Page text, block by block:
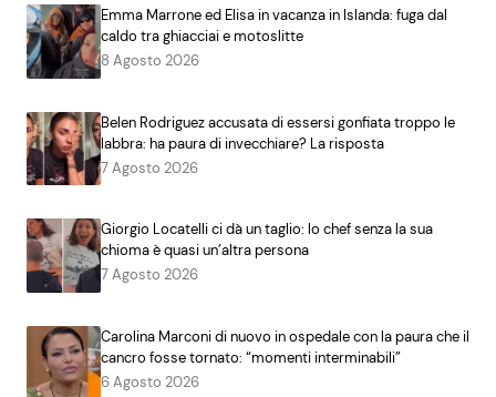
Emma Marrone ed Elisa in vacanza in Islanda: fuga dal
caldo tra ghiacciai e motoslitte
8 Agosto 2026
Belen Rodriguez accusata di essersi gonfiata troppo le
labbra: ha paura di invecchiare? La risposta
7 Agosto 2026
Giorgio Locatelli ci dà un taglio: lo chef senza la sua
chioma è quasi un’altra persona
7 Agosto 2026
Carolina Marconi di nuovo in ospedale con la paura che il
cancro fosse tornato: “momenti interminabili”
6 Agosto 2026